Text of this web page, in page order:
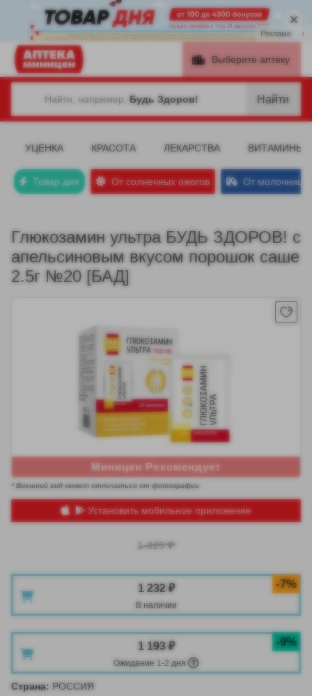
Реклама i
Выберите аптеку
Найти, например, Будь Здоров! Найти
УЦЕНКА КРАСОТА ЛЕКАРСТВА ВИТАМИНЫ
Товар дня От солнечных ожогов От молочницы
Глюкозамин ультра БУДЬ ЗДОРОВ! с
апельсиновым вкусом порошок саше
2.5г №20 [БАД]
Миницен Рекомендует
* Внешний вид может отличаться от фотографии
Установить мобильное приложение
1 325 ₽
-7%
1 232 ₽
В наличии
-9%
1 193 ₽
Ожидание 1-2 дня
Страна: РОССИЯ